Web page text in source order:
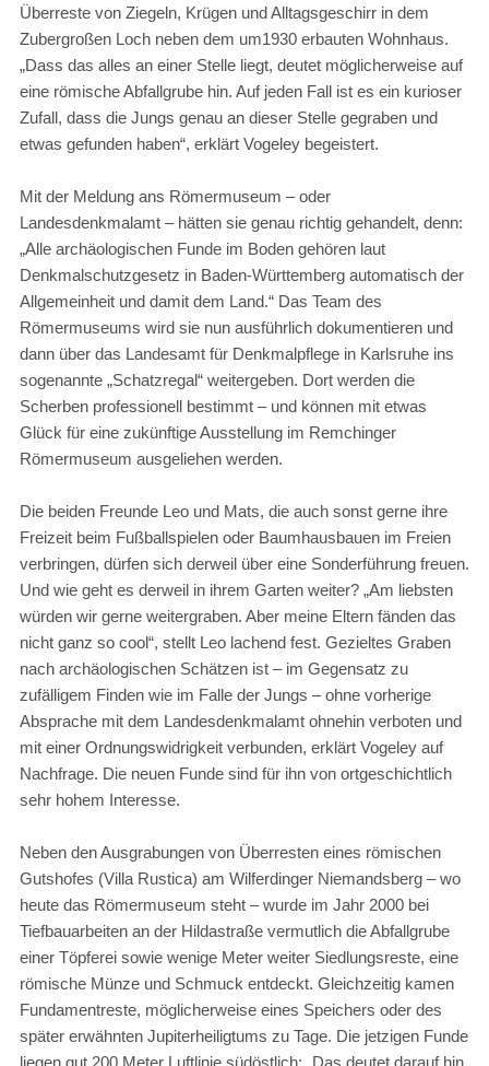
Überreste von Ziegeln, Krügen und Alltagsgeschirr in dem
Zubergroßen Loch neben dem um1930 erbauten Wohnhaus.
„Dass das alles an einer Stelle liegt, deutet möglicherweise auf
eine römische Abfallgrube hin. Auf jeden Fall ist es ein kurioser
Zufall, dass die Jungs genau an dieser Stelle gegraben und
etwas gefunden haben“, erklärt Vogeley begeistert.
Mit der Meldung ans Römermuseum – oder
Landesdenkmalamt – hätten sie genau richtig gehandelt, denn:
„Alle archäologischen Funde im Boden gehören laut
Denkmalschutzgesetz in Baden-Württemberg automatisch der
Allgemeinheit und damit dem Land.“ Das Team des
Römermuseums wird sie nun ausführlich dokumentieren und
dann über das Landesamt für Denkmalpflege in Karlsruhe ins
sogenannte „Schatzregal“ weitergeben. Dort werden die
Scherben professionell bestimmt – und können mit etwas
Glück für eine zukünftige Ausstellung im Remchinger
Römermuseum ausgeliehen werden.
Die beiden Freunde Leo und Mats, die auch sonst gerne ihre
Freizeit beim Fußballspielen oder Baumhausbauen im Freien
verbringen, dürfen sich derweil über eine Sonderführung freuen.
Und wie geht es derweil in ihrem Garten weiter? „Am liebsten
würden wir gerne weitergraben. Aber meine Eltern fänden das
nicht ganz so cool“, stellt Leo lachend fest. Gezieltes Graben
nach archäologischen Schätzen ist – im Gegensatz zu
zufälligem Finden wie im Falle der Jungs – ohne vorherige
Absprache mit dem Landesdenkmalamt ohnehin verboten und
mit einer Ordnungswidrigkeit verbunden, erklärt Vogeley auf
Nachfrage. Die neuen Funde sind für ihn von ortgeschichtlich
sehr hohem Interesse.
Neben den Ausgrabungen von Überresten eines römischen
Gutshofes (Villa Rustica) am Wilferdinger Niemandsberg – wo
heute das Römermuseum steht – wurde im Jahr 2000 bei
Tiefbauarbeiten an der Hildastraße vermutlich die Abfallgrube
einer Töpferei sowie wenige Meter weiter Siedlungsreste, eine
römische Münze und Schmuck entdeckt. Gleichzeitig kamen
Fundamentreste, möglicherweise eines Speichers oder des
später erwähnten Jupiterheiligtums zu Tage. Die jetzigen Funde